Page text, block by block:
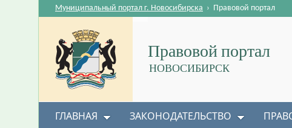
Правовой портал
НОВОСИБИРСК
Муниципальный портал г. Новосибирска › Правовой портал
ГЛАВНАЯ ЗАКОНОДАТЕЛЬСТВО